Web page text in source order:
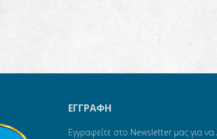
ΕΓΓΡΑΦΗ
Εγγραφείτε στο Newsletter μας για